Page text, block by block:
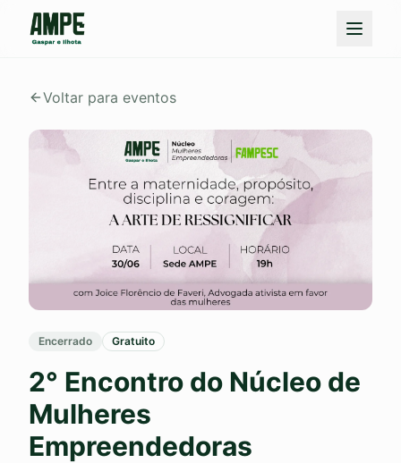
Voltar para eventos
Encerrado Gratuito
2° Encontro do Núcleo de
Mulheres
Empreendedoras